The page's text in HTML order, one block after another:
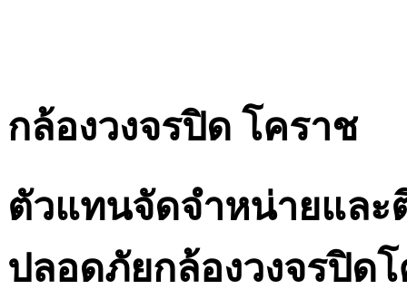
กล้องวงจรปิด โคราช
ตัวแทนจัดจำหน่ายและ
ปลอดภัยกล้องวงจรปิด